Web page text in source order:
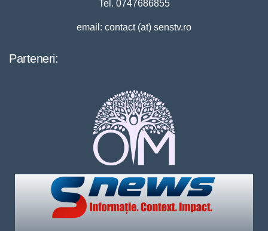
Tel. 0747686855
email: contact (at) senstv.ro
Parteneri: